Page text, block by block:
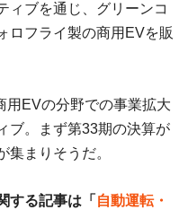
ィブを通じ、グリーンコ
ロフライ製の商用EVを販
用EVの分野での事業拡大
ブ。まず第33期の決算が
集まりそうだ。
する記事は「 自動運転・